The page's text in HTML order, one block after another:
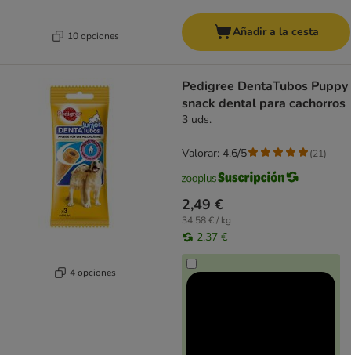
10 opciones Añadir a la cesta
4 opciones
Pedigree DentaTubos Puppy
snack dental para cachorros
3 uds.
2,49 €
34,58 € / kg
2,37 €
Valorar: 4.6/5 (21)